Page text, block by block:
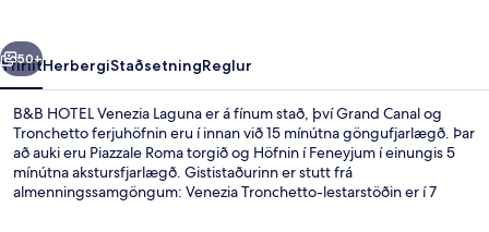
Næsta
50+
YfirlitHerbergiStaðsetningReglur
B&B HOTEL Venezia Laguna er á fínum stað, því Grand Canal og
Tronchetto ferjuhöfnin eru í innan við 15 mínútna göngufjarlægð. Þar
að auki eru Piazzale Roma torgið og Höfnin í Feneyjum í einungis 5
mínútna akstursfjarlægð. Gististaðurinn er stutt frá
almenningssamgöngum: Venezia Tronchetto-lestarstöðin er í 7